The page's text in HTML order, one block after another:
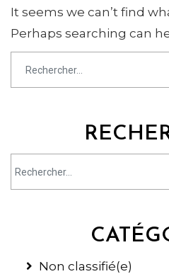
It seems we can’t find
Perhaps searching can
Non classifié(e)